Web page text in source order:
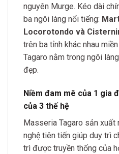
nguyên Murge. Kéo dài
ba ngôi làng nổi tiếng:
Locorotondo và
trên ba tỉnh khác nhau
Tagaro nằm trong ngôi làng
đẹp.
Niềm đam mê của 1 gia
của 3 thế hệ
Masseria Tagaro sản
nghệ tiên tiến giúp duy trì
trì được truyền thống của